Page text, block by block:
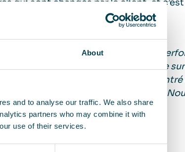
About
and to analyse our traffic. We also share
partners who may combine it with
use of their services.
qui sont changés par le client, et c’est
s’occupe de tout l’entretien.
nous sommes très satisfaits des
lorsqu’il nous faut cibler une autre
play et nous n’avons jamais rencontré
très simple et pratique pour nous.
Rosengren Ahlund.